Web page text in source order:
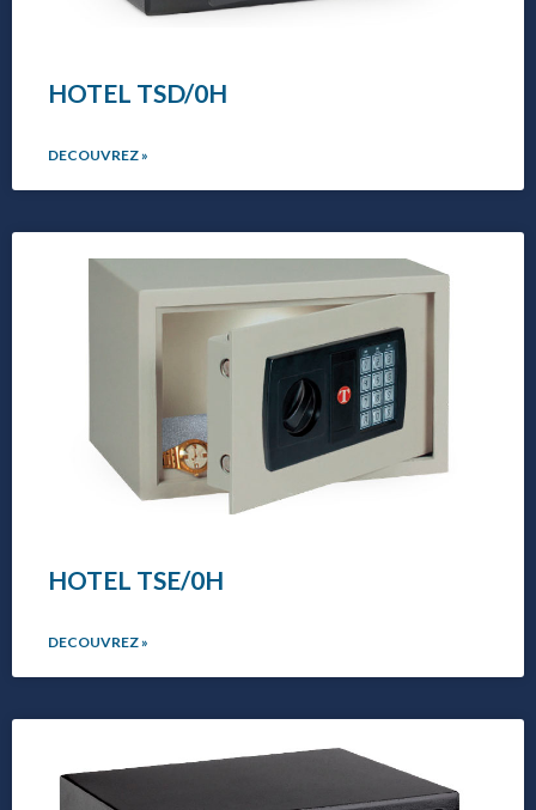
HOTEL TSD/0H
DECOUVREZ »
HOTEL TSE/0H
DECOUVREZ »